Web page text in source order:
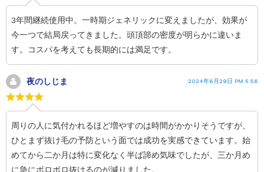
3年間継続使用中。一時期ジェネリックに変えましたが、効果が
今一つで結局戻ってきました。頭頂部の密度が明らかに違いま
す。コスパを考えても長期的には満足です。
夜のしじま 2024年6月29日 PM 5:56
周りの人に気付かれるほど増やすのは時間がかかりそうですが、
ひとまず抜け毛の予防という面では成功を実感できています。始
めてから二か月は特に変化なく半ば諦め気味でしたが、三か月め
に急にボロボロ抜けるのが減りました。